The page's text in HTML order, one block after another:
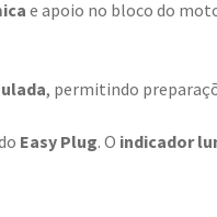
e apoio no bloco do
, permitindo
Easy Plug. O indicador